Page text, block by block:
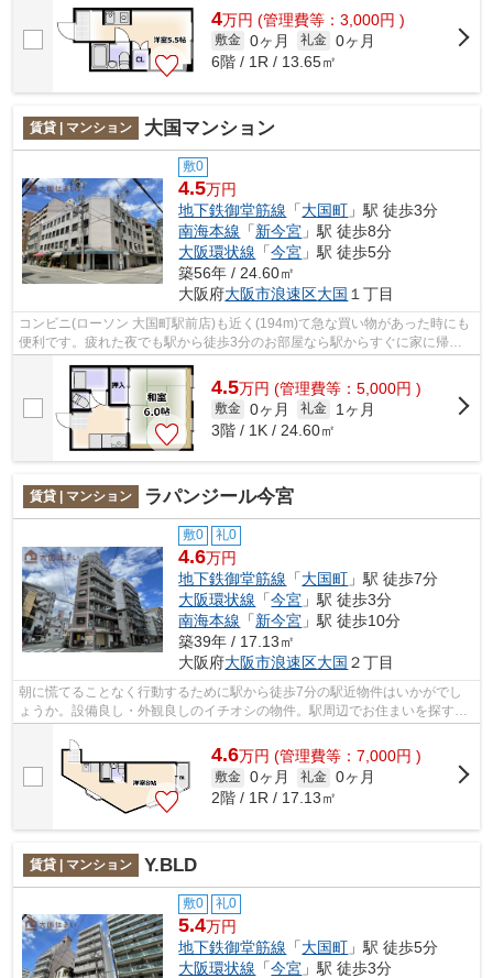
4万円 (管理費等：3,000円 )
敷金 0ヶ月 礼金 0ヶ月
6階 / 1R / 13.65㎡
賃貸 | マンション 大国マンション
敷0
4.5万円
地下鉄御堂筋線 「大国町 」駅 徒歩3分
南海本線 「新今宮 」駅 徒歩8分
大阪環状線 「今宮 」駅 徒歩5分
築56年 / 24.60㎡
大阪府大阪市浪速区大国 １丁目
コンビニ(ローソン 大国町駅前店)も近く(194m)て急な買い物があった時にも
便利です。疲れた夜でも駅から徒歩3分のお部屋なら駅からすぐに家に帰る
ことができます。自転車持ちの方には...
4.5万円 (管理費等：5,000円 )
敷金 0ヶ月 礼金
1ヶ月
3階 / 1K / 24.60㎡
賃貸 | マンション ラパンジール今宮
敷0 礼0
4.6万円
地下鉄御堂筋線 「大国町 」駅 徒歩7分
大阪環状線 「今宮 」駅 徒歩3分
南海本線 「新今宮 」駅 徒歩10分
築39年 / 17.13㎡
大阪府大阪市浪速区大国 ２丁目
朝に慌てることなく行動するために駅から徒歩7分の駅近物件はいかがでし
ょうか。設備良し・外観良しのイチオシの物件。駅周辺でお住まいを探すな
ら、大阪市浪速区エリアの大阪市営御堂...
4.6万円 (管理費等：7,000円 )
敷金 0ヶ月 礼金 0ヶ月
2階 / 1R / 17.13㎡
賃貸 | マンション Y.BLD
敷0 礼0
5.4万円
地下鉄御堂筋線 「大国町 」駅 徒歩5分
大阪環状線 「今宮 」駅 徒歩3分